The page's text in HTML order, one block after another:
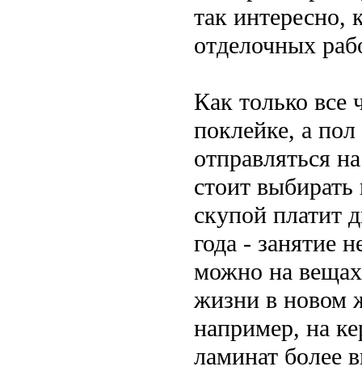
так интересно,
отделочных
Как только все
поклейке, а
отправляться
стоит
скупой платит
года - занятие
можно на
жизни в новом
например, на
ламинат более